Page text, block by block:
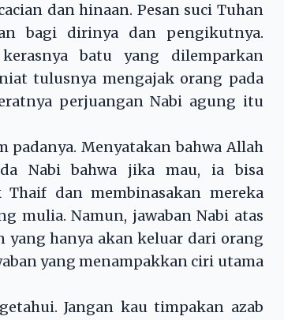
dan hinaan. Pesan suci Tuhan
bagi dirinya dan pengikutnya.
batu yang dilemparkan
tulusnya mengajak orang pada
perjuangan Nabi agung itu
padanya. Menyatakan bahwa Allah
Nabi bahwa jika mau, ia bisa
dan membinasakan mereka
mulia. Namun, jawaban Nabi atas
yang hanya akan keluar dari orang
yang menampakkan ciri utama
Jangan kau timpakan azab